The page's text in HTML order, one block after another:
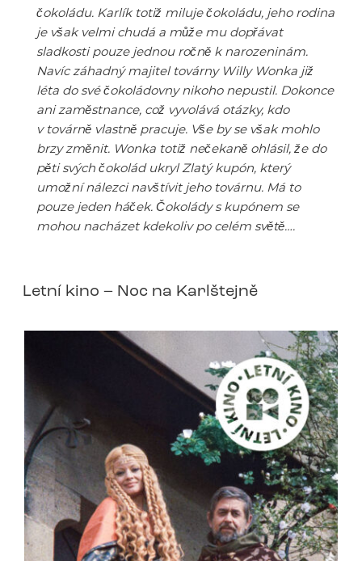
čokoládu. Karlík totiž miluje čokoládu, jeho rodina
je však velmi chudá a může mu dopřávat
sladkosti pouze jednou ročně k narozeninám.
Navíc záhadný majitel továrny Willy Wonka již
léta do své čokoládovny nikoho nepustil. Dokonce
ani zaměstnance, což vyvolává otázky, kdo
v továrně vlastně pracuje. Vše by se však mohlo
brzy změnit. Wonka totiž nečekaně ohlásil, že do
pěti svých čokolád ukryl Zlatý kupón, který
umožní nálezci navštívit jeho továrnu. Má to
pouze jeden háček. Čokolády s kupónem se
mohou nacházet kdekoliv po celém světě….
Letní kino – Noc na Karlštejně